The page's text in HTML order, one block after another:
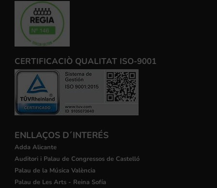
CERTIFICACIÒ QUALITAT ISO-9001
ENLLAÇOS D´INTERÉS
Adda Alicante
Auditori i Palau de Congressos de Castelló
Palau de la Música València
Palau de Les Arts - Reina Sofía